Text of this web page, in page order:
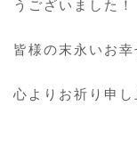
うございました！
皆様の末永いお幸
心よりお祈り申